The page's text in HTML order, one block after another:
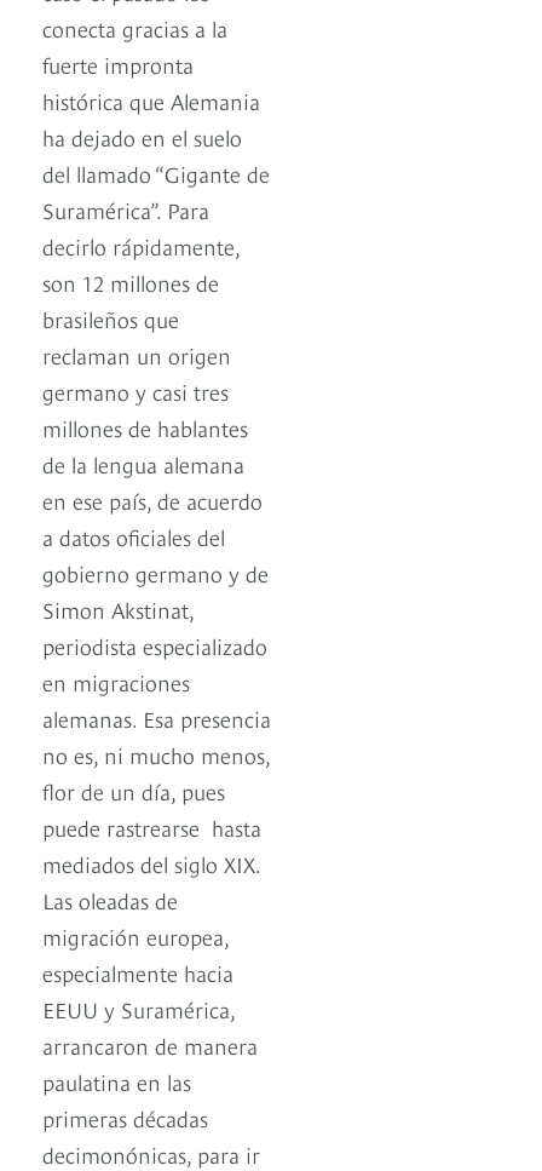
conecta gracias a la
fuerte impronta
histórica que Alemania
ha dejado en el suelo
del llamado “Gigante de
Suramérica”. Para
decirlo rápidamente,
son 12 millones de
brasileños que
reclaman un origen
germano y casi tres
millones de hablantes
de la lengua alemana
en ese país, de acuerdo
a datos oficiales del
gobierno germano y de
Simon Akstinat,
periodista especializado
en migraciones
alemanas. Esa presencia
no es, ni mucho menos,
flor de un día, pues
puede rastrearse hasta
mediados del siglo XIX.
Las oleadas de
migración europea,
especialmente hacia
EEUU y Suramérica,
arrancaron de manera
paulatina en las
primeras décadas
decimonónicas, para ir